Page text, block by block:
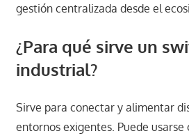
gestión centralizada desde el
¿Para qué sirve un
industrial?
Sirve para conectar y alimentar
entornos exigentes. Puede usarse